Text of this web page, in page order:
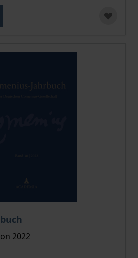
on the options chosen on the
2022